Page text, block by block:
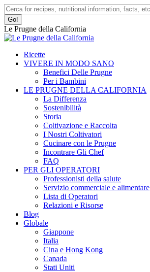
Skip
to
content
Facebook
page
opens
in
new
window
Instagram
page
opens
in
new
window
Search:
Le Prugne della California
Ricette
VIVERE IN MODO SANO
Benefici Delle Prugne
Per i Bambini
LE PRUGNE DELLA CALIFORNIA
La Differenza
Sostenibilità
Storia
Coltivazione e Raccolta
I Nostri Coltivatori
Cucinare con le Prugne
Incontrare Gli Chef
FAQ
PER GLI OPERATORI
Professionisti della salute
Servizio commerciale e alimentare
Lista di Operatori
Relazioni e Risorse
Blog
Globale
Giappone
Italia
Cina e Hong Kong
Canada
Stati Uniti